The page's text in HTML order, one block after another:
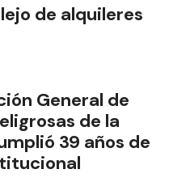
de alquileres
General de
de la
39 años de